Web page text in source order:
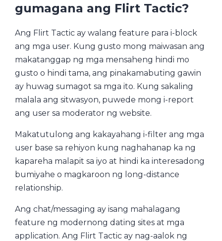
gumagana ang Flirt Tactic?
Ang Flirt Tactic ay walang feature para i-block
ang mga user. Kung gusto mong maiwasan ang
makatanggap ng mga mensaheng hindi mo
gusto o hindi tama, ang pinakamabuting gawin
ay huwag sumagot sa mga ito. Kung sakaling
malala ang sitwasyon, puwede mong i-report
ang user sa moderator ng website.
Makatutulong ang kakayahang i-filter ang mga
user base sa rehiyon kung naghahanap ka ng
kapareha malapit sa iyo at hindi ka interesadong
bumiyahe o magkaroon ng long-distance
relationship.
Ang chat/messaging ay isang mahalagang
feature ng modernong dating sites at mga
application. Ang Flirt Tactic ay nag-aalok ng